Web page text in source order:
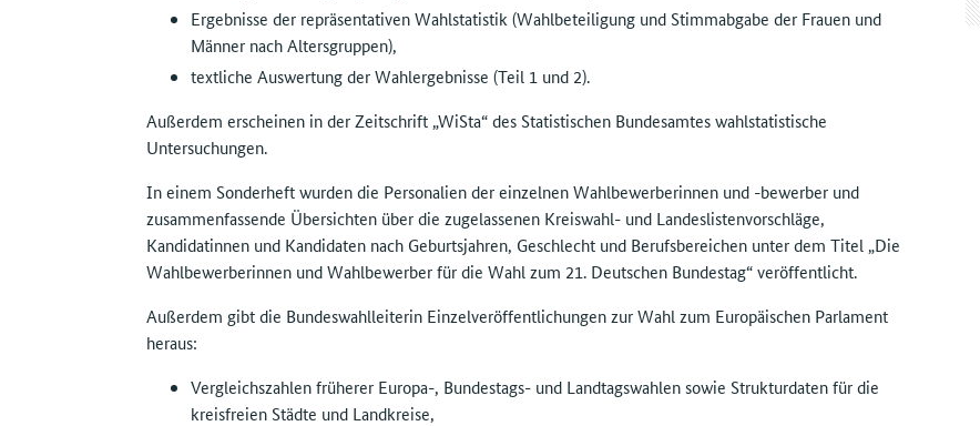
Ergebnisse der repräsentativen Wahlstatistik (Wahlbeteiligung und Stimmabgabe der Frauen und
Männer nach Altersgruppen),
textliche Auswertung der Wahlergebnisse (Teil 1 und 2).
Außerdem erscheinen in der Zeitschrift „WiSta“ des Statistischen Bundesamtes wahlstatistische
Untersuchungen.
In einem Sonderheft wurden die Personalien der einzelnen Wahlbewerberinnen und -bewerber und
zusammenfassende Übersichten über die zugelassenen Kreiswahl- und Landeslistenvorschläge,
Kandidatinnen und Kandidaten nach Geburtsjahren, Geschlecht und Berufsbereichen unter dem Titel „Die
Wahlbewerberinnen und Wahlbewerber für die Wahl zum 21. Deutschen Bundestag“ veröffentlicht.
Außerdem gibt die Bundeswahlleiterin Einzelveröffentlichungen zur Wahl zum Europäischen Parlament
heraus:
Vergleichszahlen früherer Europa-, Bundestags- und Landtagswahlen sowie Strukturdaten für die
kreisfreien Städte und Landkreise,